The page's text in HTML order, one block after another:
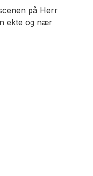
på Herr
ekte og nær